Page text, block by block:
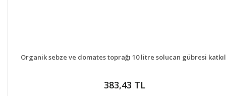
DETAYLAR
Organik sebze ve domates toprağı 10 litre solucan gübresi
383,43 TL